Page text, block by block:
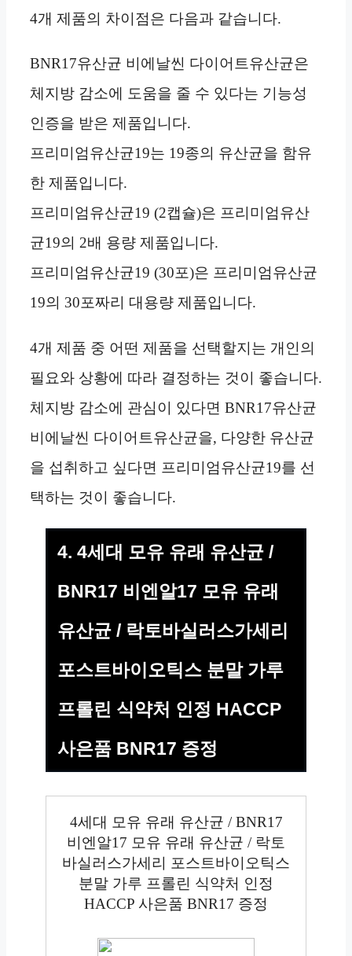
4개 제품의 차이점은 다음과 같습니다.
BNR17유산균 비에날씬 다이어트유산균은
체지방 감소에 도움을 줄 수 있다는 기능성
인증을 받은 제품입니다.
프리미엄유산균19는 19종의 유산균을 함유
한 제품입니다.
프리미엄유산균19 (2캡슐)은 프리미엄유산
균19의 2배 용량 제품입니다.
프리미엄유산균19 (30포)은 프리미엄유산균
19의 30포짜리 대용량 제품입니다.
4개 제품 중 어떤 제품을 선택할지는 개인의
필요와 상황에 따라 결정하는 것이 좋습니다.
체지방 감소에 관심이 있다면 BNR17유산균
비에날씬 다이어트유산균을, 다양한 유산균
을 섭취하고 싶다면 프리미엄유산균19를 선
택하는 것이 좋습니다.
4. 4세대 모유 유래 유산균 /
BNR17 비엔알17 모유 유래
유산균 / 락토바실러스가세리
포스트바이오틱스 분말 가루
프롤린 식약처 인정 HACCP
사은품 BNR17 증정
4세대 모유 유래 유산균 / BNR17
비엔알17 모유 유래 유산균 / 락토
바실러스가세리 포스트바이오틱스
분말 가루 프롤린 식약처 인정
HACCP 사은품 BNR17 증정